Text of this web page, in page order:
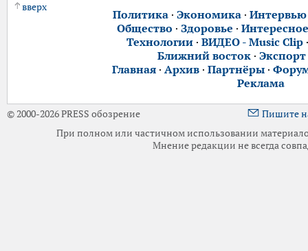
вверх
Политика· Экономика· Интервью
Общество · Здоровье · Интересное
Технологии· ВИДЕО - Music Clip
Ближний восток ·
Главная· Архив· Партнёры·
Реклама
© 2000-2026 PRESS обозрение
Пишите
При полном или частичном использовании
Мнение редакции не всегда